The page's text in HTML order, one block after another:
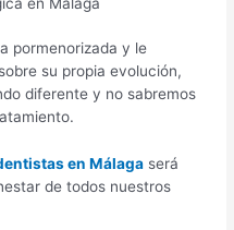
pormenorizada y le
su propia evolución,
diferente y no sabremos
en Málaga será
de todos nuestros